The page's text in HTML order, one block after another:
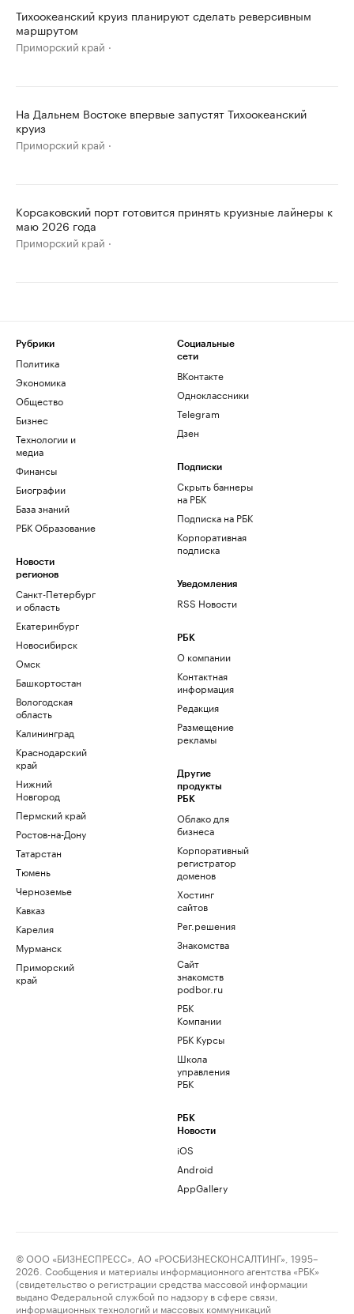
Тихоокеанский круиз планируют сделать реверсивным
маршрутом
Приморский край
На Дальнем Востоке впервые запустят Тихоокеанский
круиз
Приморский край
Корсаковский порт готовится принять круизные лайнеры к
маю 2026 года
Приморский край
Рубрики
Политика
Экономика
Общество
Бизнес
Технологии и
медиа
Финансы
Биографии
База знаний
РБК Образование
Новости
регионов
Санкт-Петербург
и область
Екатеринбург
Новосибирск
Омск
Башкортостан
Вологодская
область
Калининград
Краснодарский
край
Нижний
Новгород
Пермский край
Ростов-на-Дону
Татарстан
Тюмень
Черноземье
Кавказ
Карелия
Мурманск
Приморский
край
Социальные
сети
ВКонтакте
Одноклассники
Telegram
Дзен
Подписки
Скрыть баннеры
на РБК
Подписка на РБК
Корпоративная
подписка
Уведомления
RSS Новости
РБК
О компании
Контактная
информация
Редакция
Размещение
рекламы
Другие
продукты
РБК
Облако для
бизнеса
Корпоративный
регистратор
доменов
Хостинг
сайтов
Рег.решения
Знакомства
Сайт
знакомств
podbor.ru
РБК
Компании
РБК Курсы
Школа
управления
РБК
РБК
Новости
iOS
Android
AppGallery
© ООО «БИЗНЕСПРЕСС», АО «РОСБИЗНЕСКОНСАЛТИНГ», 1995–
2026. Сообщения и материалы информационного агентства «РБК»
(свидетельство о регистрации средства массовой информации
выдано Федеральной службой по надзору в сфере связи,
информационных технологий и массовых коммуникаций